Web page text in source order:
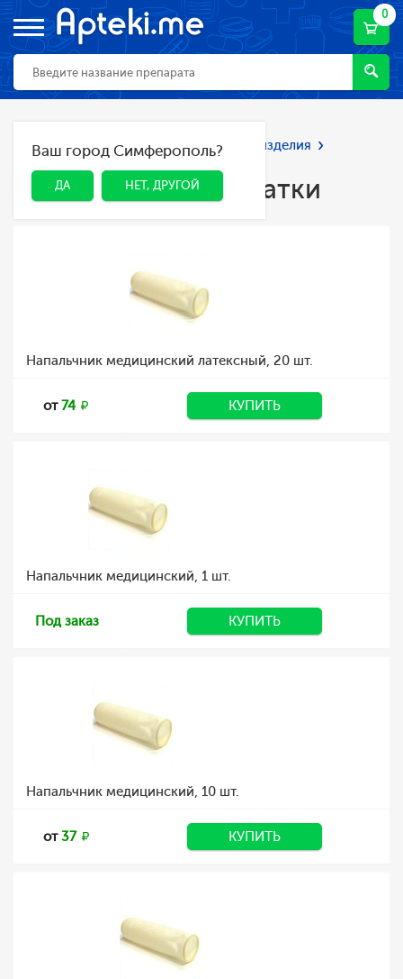
0
ДА НЕТ, ДРУГОЙ
Ваш город Симферополь?
ДА НЕТ, ДРУГОЙ
Главная Каталог
Мед. приборы и изделия
Медицинские перчатки
Медицинские перчатки
Напальчник медицинский латексный, 20 шт.
от74 КУПИТЬ
Напальчник медицинский, 1 шт.
Под заказ КУПИТЬ
Напальчник медицинский, 10 шт.
от37 КУПИТЬ